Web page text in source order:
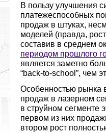
В пользу улучшения
платежеспособных
продаж в штуках,
моделей (правда,
составив в среднем
периодом прошлого
является заметно
“back-to-school”, чем
Особенностью рынка
продаж в лазерном
в струйном сегменте
первом из них
втором рост